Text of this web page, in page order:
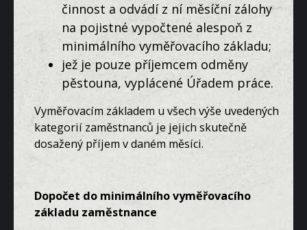
činnost a odvádí z ní měsíční zálohy
na pojistné vypočtené alespoň z
minimálního vyměřovacího základu;
jež je pouze příjemcem odměny
pěstouna, vyplácené Úřadem práce.
Vyměřovacím základem u všech výše uvedených
kategorií zaměstnanců je jejich skutečně
dosažený příjem v daném měsíci.
Dopočet do minimálního vyměřovacího
základu zaměstnance